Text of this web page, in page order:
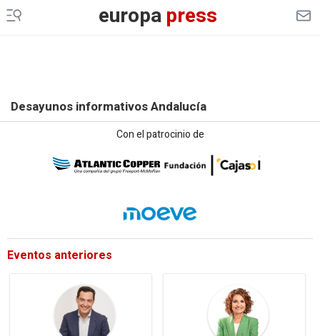
europapress
Desayunos informativos Andalucía
Con el patrocinio de
Eventos anteriores